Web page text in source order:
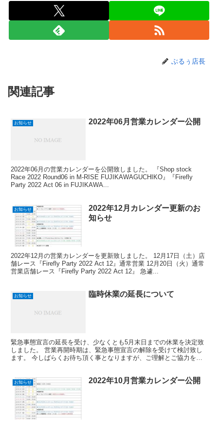
ぶるぅ店長
関連記事
お知らせ 2022年06月営業カレンダー公開
2022年06月の営業カレンダーを公開致しました。 『Shop stock
Race 2022 Round06 in M-RISE FUJIKAWAGUCHIKO』『Firefly
Party 2022 Act 06 in FUJIKAWA...
お知らせ
2022年12月カレンダー更新のお
知らせ
2022年12月の営業カレンダーを更新致しました。 12月17日（土）店
舗レース『Firefly Party 2022 Act 12』通常営業 12月20日（火）通常
営業店舗レース『Firefly Party 2022 Act 12』 急遽...
お知らせ 臨時休業の延長について
緊急事態宣言の延長を受け、少なくとも5月末日までの休業を決定致
しました。 営業再開時期は、緊急事態宣言の解除を受けて検討致し
ます。 今しばらくお待ち頂く事となりますが、ご理解とご協力をお
お知らせ 2022年10月営業カレンダー公開